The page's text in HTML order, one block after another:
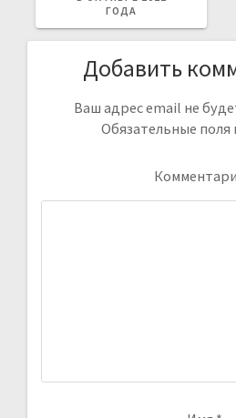
ГОДА
Добавить
Ваш адрес email не
Обязательные поля